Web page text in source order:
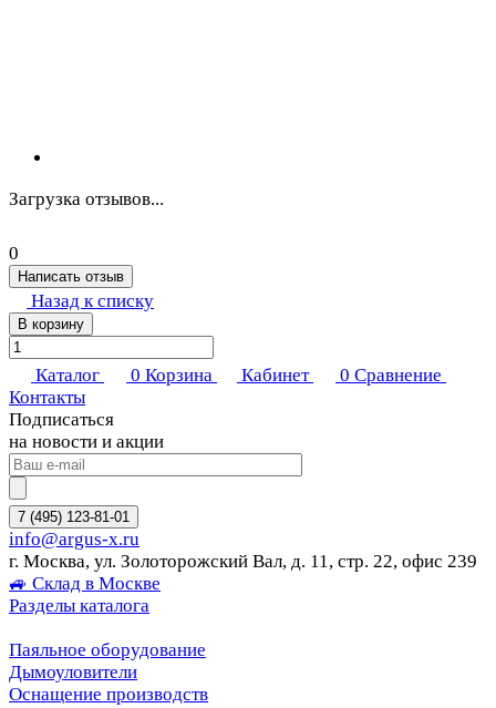
Загрузка отзывов...
0
Написать отзыв
Назад к списку
В корзину
Каталог 0 Корзина Кабинет 0 Сравнение
Контакты
Подписаться
на новости и акции
7 (495) 123-81-01
info@argus-x.ru
г. Москва, ул. Золоторожский Вал, д. 11, стр. 22, офис 239
🚙 Склад в Москве
Разделы каталога
Паяльное оборудование
Дымоуловители
Оснащение производств